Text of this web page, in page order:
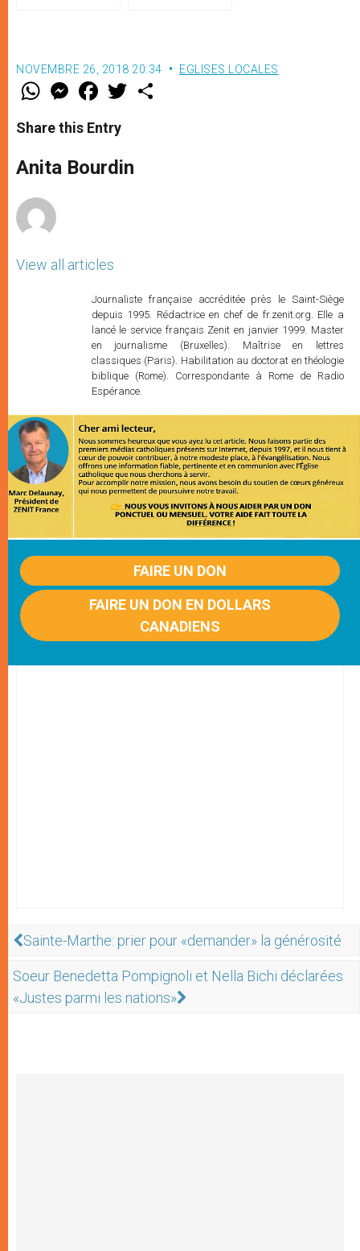
NOVEMBRE 26, 2018 20:34 EGLISES LOCALES
W
t
s
p
p
M
e
s
e
g
e
F
a
e
b
o
k
w
r
Share this Entry
Anita Bourdin
View all articles
Journaliste française accréditée près le Saint-Siège
depuis 1995. Rédactrice en chef de fr.zenit.org. Elle a
lancé le service français Zenit en janvier 1999. Master
en journalisme (Bruxelles). Maîtrise en lettres
classiques (Paris). Habilitation au doctorat en théologie
biblique (Rome). Correspondante à Rome de Radio
Espérance.
FAIRE UN DON
FAIRE UN DON EN DOLLARS
CANADIENS
Sainte-Marthe: prier pour «demander» la générosité
Soeur Benedetta Pompignoli et Nella Bichi déclarées
«Justes parmi les nations»